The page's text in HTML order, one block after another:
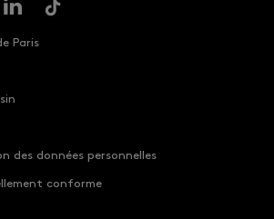
Paris
des données personnelles
conforme